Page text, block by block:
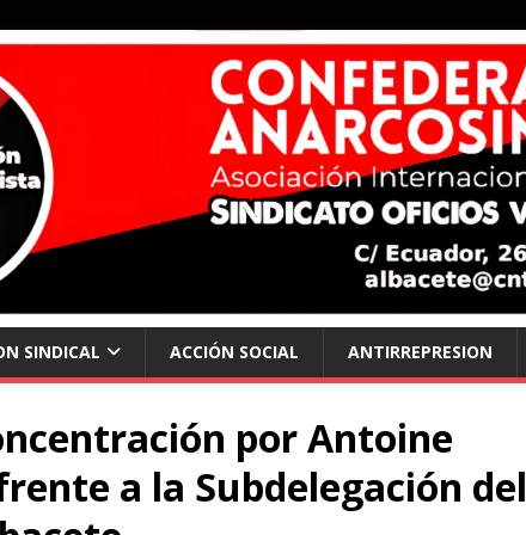
SINDICAL ACCIÓN SOCIAL ANTIRREPRESION
por Antoine
a la Subdelegación del